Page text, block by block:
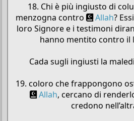
18. Chi è più ingiusto di
menzogna contro
Allah?
loro Signore e i testimoni
hanno mentito contro il
Cada sugli ingiusti la
19. coloro che frappongono
Allah, cercano di
credono